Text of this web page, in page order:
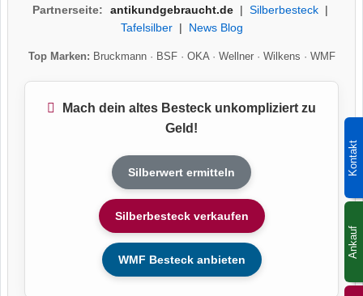
Kontakt
Ankauf
Partnerseite: antikundgebraucht.de| Silberbesteck|
Tafelsilber| News Blog
Top Marken: Bruckmann· BSF· OKA· Wellner· Wilkens · WMF
Mach dein altes Besteck unkompliziert zu
Geld!
Silberwert ermitteln
Silberbesteck verkaufen
WMF Besteck anbieten